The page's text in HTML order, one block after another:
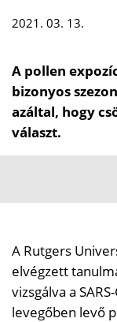
2021. 03. 13.
A pollen
bizonyos
azáltal, hogy
választ.
A Rutgers
elvégzett
vizsgálva a
levegőben levő